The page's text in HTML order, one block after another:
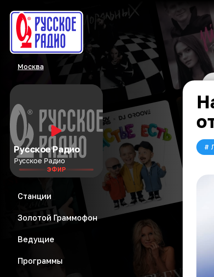
Москва
Русское Радио
Русское Радио
ЭФИР
Станции
Золотой Граммофон
Ведущие
Программы
#